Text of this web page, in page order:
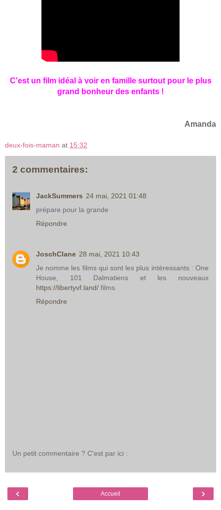
C'est un film idéal à voir en famille surtout pour le plus
grand bonheur des enfants !
Amanda
deux-fois-maman at 15:32
2 commentaires:
JackSummers 24 mai, 2021 01:48
prépare pour la grande
Répondre
JoschClane 28 mai, 2021 10:43
Je nomme les films qui sont les plus intéressants : One
House, 101 Dalmatiens et les nouveaux
https://libertyvf.land/ films.
Répondre
Un petit commentaire ? C'est par ici :
‹ ›
Accueil